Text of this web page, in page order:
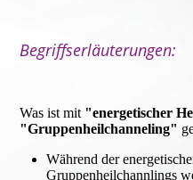
Begriffserläuterungen:
Was ist mit "energetischer
"Gruppenheilchanneling"
Während der
Gruppenheilchannlings